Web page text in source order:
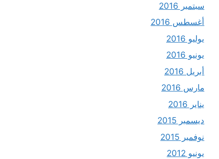
سبتمبر 2016
أغسطس 2016
يوليو 2016
يونيو 2016
أبريل 2016
مارس 2016
يناير 2016
ديسمبر 2015
نوفمبر 2015
يونيو 2012